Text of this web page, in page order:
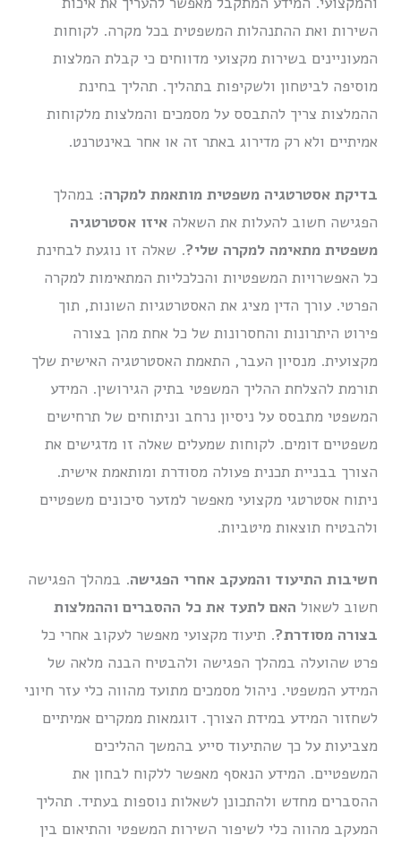
השירות ואת ההתנהלות המשפטית בכל מקרה. לקוחות
המעוניינים בשירות מקצועי מדווחים כי קבלת המלצות
מוסיפה לביטחון ולשקיפות בתהליך. תהליך בחינת
ההמלצות צריך להתבסס על מסמכים והמלצות מלקוחות
אמיתיים ולא רק מדירוג באתר זה או אחר באינטרנט.
בדיקת אסטרטגיה משפטית מותאמת למקרה: במהלך
הפגישה חשוב להעלות את השאלהאיזו אסטרטגיה
משפטית מתאימה למקרה שלי?. שאלה זו נוגעת לבחינת
כל האפשרויות המשפטיות והכלכליות המתאימות למקרה
הפרטי. עורך הדין מציג את האסטרטגיות השונות, תוך
פירוט היתרונות והחסרונות של כל אחת מהן בצורה
מקצועית. מנסיון העבר, התאמת האסטרטגיה האישית שלך
תורמת להצלחת ההליך המשפטי בתיק הגירושין. המידע
המשפטי מתבסס על ניסיון נרחב וניתוחים של תרחישים
משפטיים דומים. לקוחות שמעלים שאלה זו מדגישים את
הצורך בבניית תכנית פעולה מסודרת ומותאמת אישית.
ניתוח אסטרטגי מקצועי מאפשר למזער סיכונים משפטיים
ולהבטיח תוצאות מיטביות.
חשיבות התיעוד והמעקב אחרי הפגישה. במהלך הפגישה
חשוב לשאול האם לתעד את כל ההסברים וההמלצות
בצורה מסודרת?. תיעוד מקצועי מאפשר לעקוב אחרי כל
פרט שהועלה במהלך הפגישה ולהבטיח הבנה מלאה של
המידע המשפטי. ניהול מסמכים מתועד מהווה כלי עזר חיוני
לשחזור המידע במידת הצורך. דוגמאות ממקרים אמיתיים
מצביעות על כך שהתיעוד סייע בהמשך ההליכים
המשפטיים. המידע הנאסף מאפשר ללקוח לבחון את
ההסברים מחדש ולהתכונן לשאלות נוספות בעתיד. תהליך
המעקב מהווה כלי לשיפור השירות המשפטי והתיאום בין